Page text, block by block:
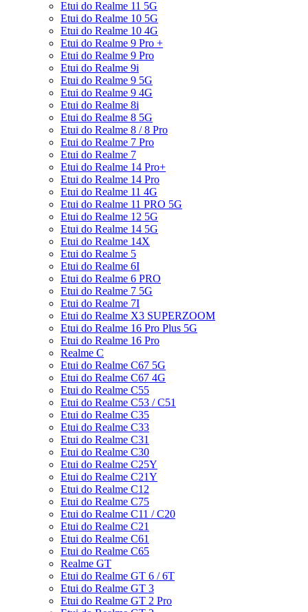
Etui do Realme 11 5G
Etui do Realme 10 5G
Etui do Realme 10 4G
Etui do Realme 9 Pro +
Etui do Realme 9 Pro
Etui do Realme 9i
Etui do Realme 9 5G
Etui do Realme 9 4G
Etui do Realme 8i
Etui do Realme 8 5G
Etui do Realme 8 / 8 Pro
Etui do Realme 7 Pro
Etui do Realme 7
Etui do Realme 14 Pro+
Etui do Realme 14 Pro
Etui do Realme 11 4G
Etui do Realme 11 PRO 5G
Etui do Realme 12 5G
Etui do Realme 14 5G
Etui do Realme 14X
Etui do Realme 5
Etui do Realme 6I
Etui do Realme 6 PRO
Etui do Realme 7 5G
Etui do Realme 7I
Etui do Realme X3 SUPERZOOM
Etui do Realme 16 Pro Plus 5G
Etui do Realme 16 Pro
Realme C
Etui do Realme C67 5G
Etui do Realme C67 4G
Etui do Realme C55
Etui do Realme C53 / C51
Etui do Realme C35
Etui do Realme C33
Etui do Realme C31
Etui do Realme C30
Etui do Realme C25Y
Etui do Realme C21Y
Etui do Realme C12
Etui do Realme C75
Etui do Realme C11 / C20
Etui do Realme C21
Etui do Realme C61
Etui do Realme C65
Realme GT
Etui do Realme GT 6 / 6T
Etui do Realme GT 3
Etui do Realme GT 2 Pro